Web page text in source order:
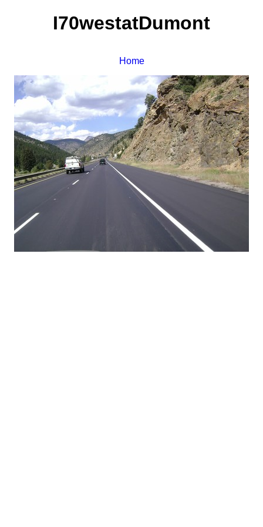
I70westatDumont
Home